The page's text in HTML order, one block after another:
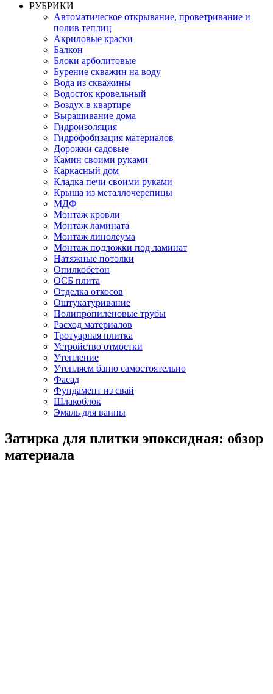
РУБРИКИ
Автоматическое открывание, проветривание и
полив теплиц
Акриловые краски
Балкон
Блоки арболитовые
Бурение скважин на воду
Вода из скважины
Водосток кровельный
Воздух в квартире
Выращивание дома
Гидроизоляция
Гидрофобизация материалов
Дорожки садовые
Камин своими руками
Каркасный дом
Кладка печи своими руками
Крыша из металлочерепицы
МДФ
Монтаж кровли
Монтаж ламината
Монтаж линолеума
Монтаж подложки под ламинат
Натяжные потолки
Опилкобетон
ОСБ плита
Отделка откосов
Оштукатуривание
Полипропиленовые трубы
Расход материалов
Тротуарная плитка
Устройство отмостки
Утепление
Утепляем баню самостоятельно
Фасад
Фундамент из свай
Шлакоблок
Эмаль для ванны
Затирка для плитки эпоксидная: обзор
материала